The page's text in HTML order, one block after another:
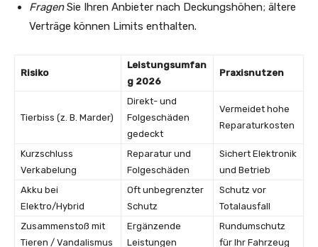
FragenSie Ihren Anbieter nach Deckungshöhen; ältere
Verträge können Limits enthalten.
Risiko
Leistungsumfan
g 2026
Praxisnutzen
Tierbiss (z. B. Marder)
Direkt- und
Folgeschäden
gedeckt
Vermeidet hohe
Reparaturkosten
Kurzschluss
Verkabelung
Reparatur und
Folgeschäden
Sichert Elektronik
und Betrieb
Akku bei
Elektro/Hybrid
Oft unbegrenzter
Schutz
Schutz vor
Totalausfall
Zusammenstoß mit
Tieren / Vandalismus
Ergänzende
Leistungen
Rundumschutz
für Ihr Fahrzeug